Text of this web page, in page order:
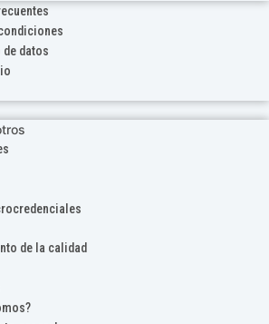
datos
de la calidad